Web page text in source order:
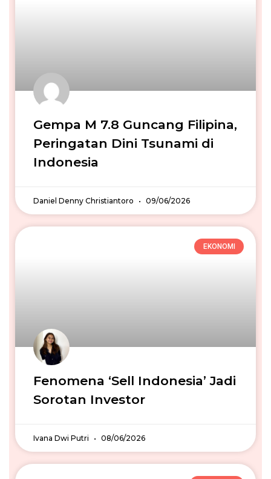
Gempa M 7.8 Guncang Filipina,
Peringatan Dini Tsunami di
Indonesia
Daniel Denny Christiantoro 09/06/2026
EKONOMI
Fenomena ‘Sell Indonesia’ Jadi
Sorotan Investor
Ivana Dwi Putri 08/06/2026